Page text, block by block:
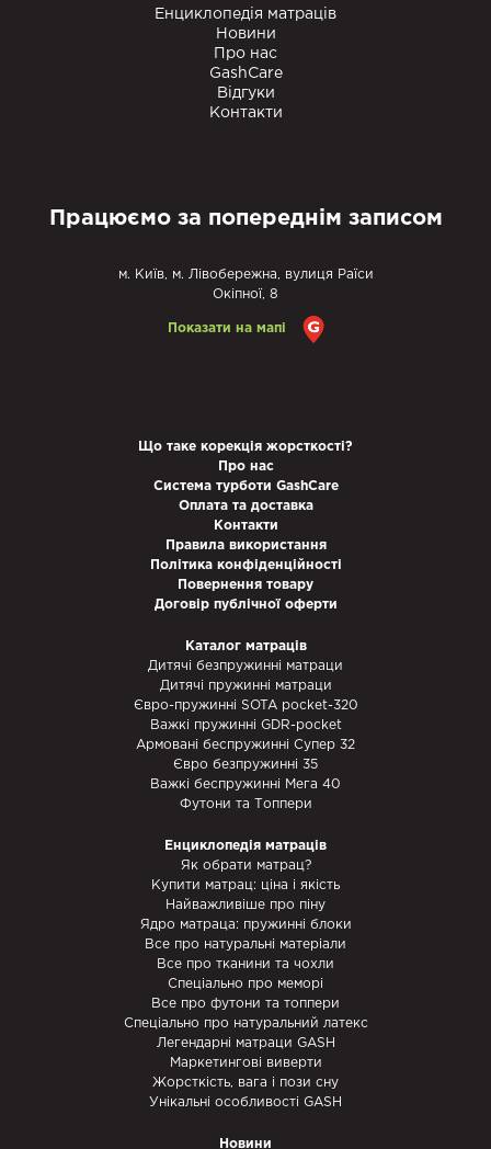
Енциклопедія матраців
Новини
Про нас
GashCare
Відгуки
Контакти
Працюємо за попереднім записом
м. Київ, м. Лівобережна, вулиця Раїси
Окіпної, 8
Показати на мапі
Що таке корекція жорсткості?
Про нас
Система турботи GashCare
Оплата та доставка
Контакти
Правила використання
Політика конфіденційності
Повернення товару
Договір публічної оферти
Каталог матраців
Дитячі безпружинні матраци
Дитячі пружинні матраци
Євро-пружинні SOTA pocket-320
Важкі пружинні GDR-pocket
Армовані беспружинні Супер 32
Євро безпружинні 35
Важкі беспружинні Мега 40
Футони та Топпери
Енциклопедія матраців
Як обрати матрац?
Купити матрац: ціна і якість
Найважливіше про піну
Ядро матраца: пружинні блоки
Все про натуральні матеріали
Все про тканини та чохли
Спеціально про меморі
Все про футони та топпери
Спеціально про натуральний латекс
Легендарні матраци GASH
Маркетингові виверти
Жорсткість, вага і пози сну
Унікальні особливості GASH
Новини